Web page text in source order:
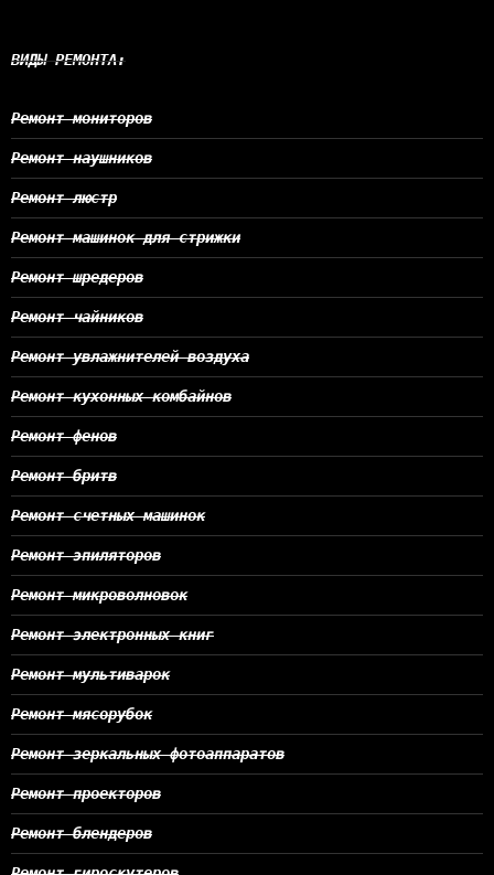
ВИДЫ РЕМОНТА:
Ремонт мониторов
Ремонт наушников
Ремонт люстр
Ремонт машинок для стрижки
Ремонт шредеров
Ремонт чайников
Ремонт увлажнителей воздуха
Ремонт кухонных комбайнов
Ремонт фенов
Ремонт бритв
Ремонт счетных машинок
Ремонт эпиляторов
Ремонт микроволновок
Ремонт электронных книг
Ремонт мультиварок
Ремонт мясорубок
Ремонт зеркальных фотоаппаратов
Ремонт проекторов
Ремонт блендеров